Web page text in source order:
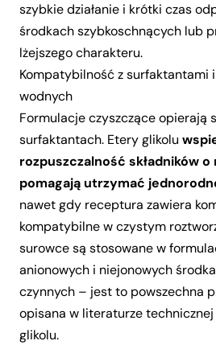
szybkie działanie i krótki czas
środkach szybkoschnących lub
lżejszego charakteru.
Kompatybilność z surfaktantami
wodnych
Formulacje czyszczące opierają
surfaktantach. Etery glikolu
rozpuszczalność składników
pomagają utrzymać
nawet gdy receptura zawiera
kompatybilne w czystym
surowce są stosowane w
anionowych i niejonowych
czynnych – jest to powszechna
opisana w literaturze
glikolu.